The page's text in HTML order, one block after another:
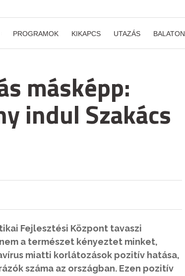
PROGRAMOK KIKAPCS UTAZÁS BALATON
másképp:
indul Szakács
Fejlesztési Központ tavaszi
a természet kényeztet minket,
miatti korlátozások pozitív hatása,
száma az országban. Ezen pozitív